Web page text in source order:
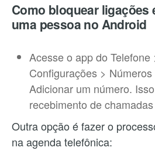
Como bloquear ligações
uma pessoa no Android
Acesse o app do Telefone
Configurações >
Adicionar um número.
recebimento de
Outra opção é fazer o
na agenda telefônica: